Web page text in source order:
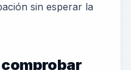
sin esperar la
comprobar